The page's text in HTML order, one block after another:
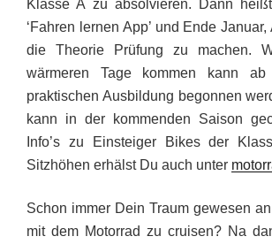
Klasse A zu absolvieren. Dann
‘Fahren lernen App’ und Ende
die Theorie Prüfung zu machen.
wärmeren Tage kommen kann
praktischen Ausbildung begonnen
kann in der kommenden Saison
Info’s zu Einsteiger Bikes der
Sitzhöhen erhälst Du auch unter
Schon immer Dein Traum gewesen
mit dem Motorrad zu cruisen? Na